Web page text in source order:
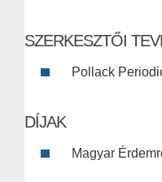
SZERKESZTŐI
Pollack
DÍJAK
Magyar